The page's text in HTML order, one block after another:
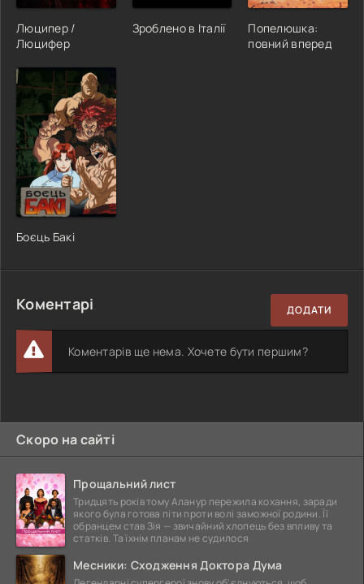
Люципер /
Люцифер
Зроблено в Італії
Попелюшка:
повний вперед
Боєць Бакі
Коментарі ДОДАТИ
Коментарів ще нема. Хочете бути першим?
Скоро на сайті
Прощальний лист
Тридцять років тому Аланур пережила кохання, заради
якого була готова піти проти волі заможної родини. Її
обранцем став Зія — звичайний хлопець без впливу та
статків. Та їхнім планам не судилося
Месники: Сходження Доктора Дума